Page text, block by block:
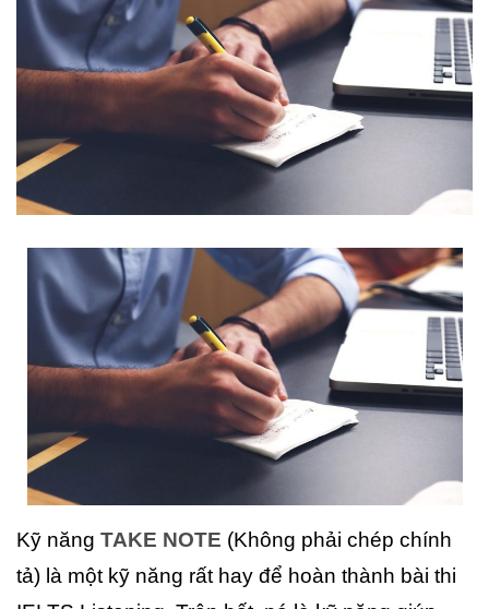
Kỹ năng TAKE NOTE (Không phải chép chính
tả) là một kỹ năng rất hay để hoàn thành bài thi